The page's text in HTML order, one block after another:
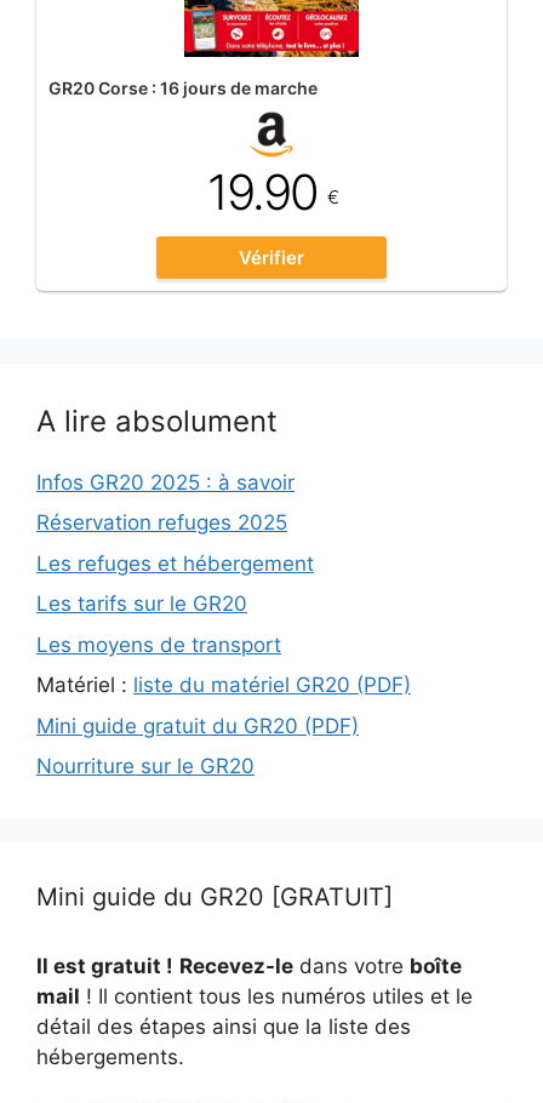
GR20 Corse : 16 jours de marche
19.90€
Vérifier
A lire absolument
Infos GR20 2025 : à savoir
Réservation refuges 2025
Les refuges et hébergement
Les tarifs sur le GR20
Les moyens de transport
Matériel : liste du matériel GR20 (PDF)
Mini guide gratuit du GR20 (PDF)
Nourriture sur le GR20
Mini guide du GR20 [GRATUIT]
Il est gratuit ! Recevez-le dans votre boîte
mail ! Il contient tous les numéros utiles et le
détail des étapes ainsi que la liste des
hébergements.